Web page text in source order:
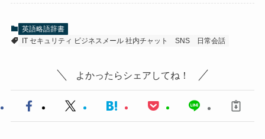
英語略語辞書
IT セキュリティ ビジネスメール 社内チャット
SNS 日常会話
よかったらシェアしてね！